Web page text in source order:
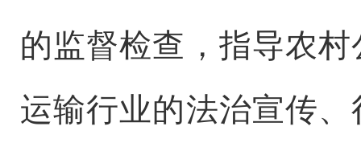
的监督检查 ， 指导农
运输行业的法治宣传